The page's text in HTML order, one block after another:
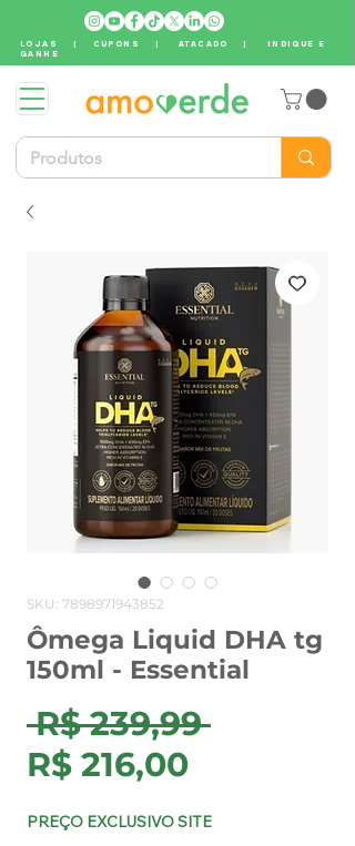
LOJAS | CUPONS |ATACADO | INDIQUE E
GANHE
SKU: 7898971943852
Ômega Liquid DHA tg
150ml - Essential
R$ 239,99 Preço
R$ 216,00Preço
PREÇO EXCLUSIVO SITE